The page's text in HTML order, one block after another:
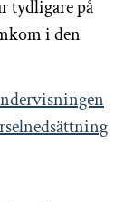
tydligare på
i den